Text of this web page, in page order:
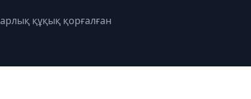
құқық қорғалған